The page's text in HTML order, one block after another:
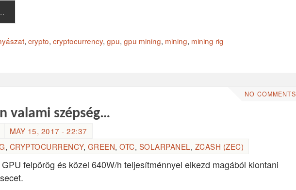
, crypto, cryptocurrency, gpu, gpu mining, mining, mining rig
NO COMMENTS
valami szépség…
MAY 15, 2017 - 22:37
, CRYPTOCURRENCY, GREEN, OTC, SOLARPANEL, ZCASH (ZEC)
felpörög és közel 640W/h teljesítménnyel elkezd magából kiontani